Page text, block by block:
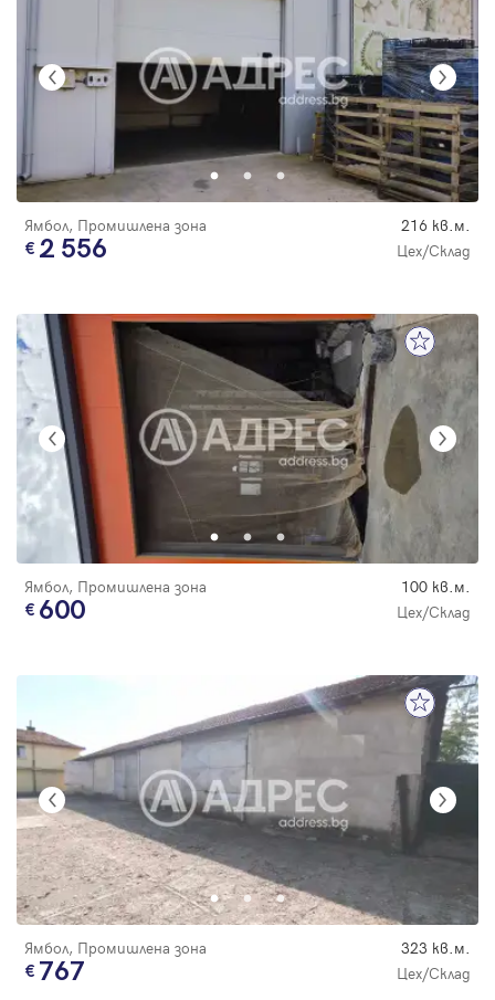
Ямбол, Промишлена зона 216 кв.м.
2 556 Цех/Склад
Ямбол, Промишлена зона 100 кв.м.
600 Цех/Склад
Ямбол, Промишлена зона 323 кв.м.
767 Цех/Склад